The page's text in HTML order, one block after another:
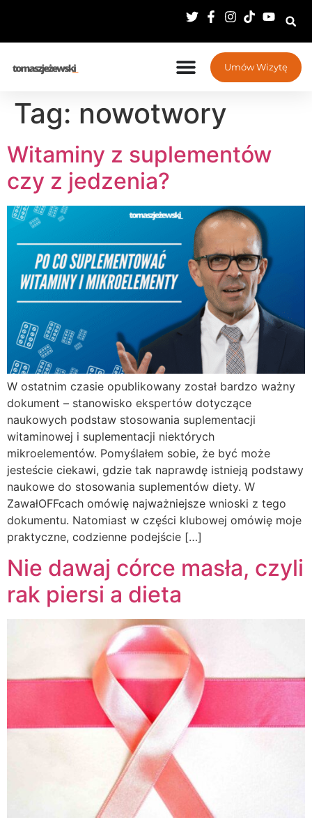
Umów Wizytę
Tag: nowotwory
Witaminy z suplementów
czy z jedzenia?
W ostatnim czasie opublikowany został bardzo ważny
dokument – stanowisko ekspertów dotyczące
naukowych podstaw stosowania suplementacji
witaminowej i suplementacji niektórych
mikroelementów. Pomyślałem sobie, że być może
jesteście ciekawi, gdzie tak naprawdę istnieją podstawy
naukowe do stosowania suplementów diety. W
ZawałOFFcach omówię najważniejsze wnioski z tego
dokumentu. Natomiast w części klubowej omówię moje
praktyczne, codzienne podejście […]
Nie dawaj córce masła, czyli
rak piersi a dieta